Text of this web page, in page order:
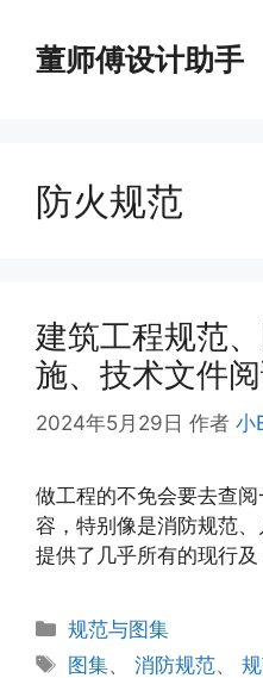
董师傅设计助手
防火规范
建筑工程规范
施、技术文件
2024年5月29日 作者 小
做工程的不免会要去查
容，特别像是消防规范
提供了几乎所有的现行
分
类
规范与图集
标
图集、消防规范、